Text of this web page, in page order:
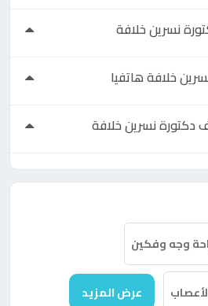
نسرين خلافة
خلافة هاتفيا
دكتورةنسرين خلافة
وجه وفكين
عرض المزيد